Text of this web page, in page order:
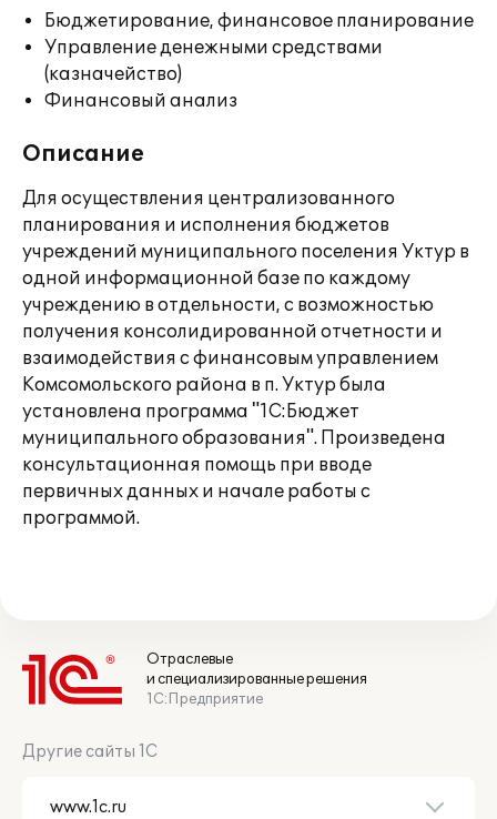
Бюджетирование, финансовое планирование
Управление денежными средствами
(казначейство)
Финансовый анализ
Описание
Для осуществления централизованного
планирования и исполнения бюджетов
учреждений муниципального поселения Уктур в
одной информационной базе по каждому
учреждению в отдельности, с возможностью
получения консолидированной отчетности и
взаимодействия с финансовым управлением
Комсомольского района в п. Уктур была
установлена программа "1С:Бюджет
муниципального образования". Произведена
консультационная помощь при вводе
первичных данных и начале работы с
программой.
Отраслевые
и специализированные решения
1С:Предприятие
Другие сайты 1С